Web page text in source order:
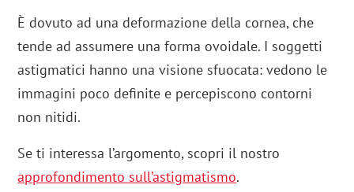
È dovuto ad una deformazione della cornea, che
tende ad assumere una forma ovoidale. I soggetti
astigmatici hanno una visione sfuocata: vedono le
immagini poco definite e percepiscono contorni
non nitidi.
Se ti interessa l’argomento, scopri il nostro
approfondimento sull’astigmatismo.